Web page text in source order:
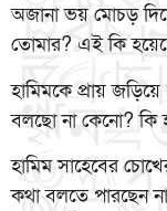
অজানা ভয় মোচড়
তোমার? এই কি
হামিমকে প্রায়
বলছো না কেনো? কি
হামিম সাহেবের
কথা বলতে পারছেন